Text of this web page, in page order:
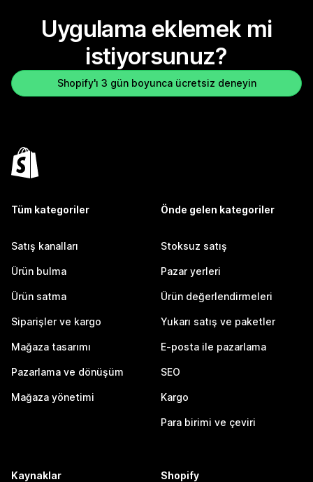
Uygulama eklemek mi
istiyorsunuz?
Shopify'ı 3 gün boyunca ücretsiz deneyin
Tüm kategoriler
Satış kanalları
Ürün bulma
Ürün satma
Siparişler ve kargo
Mağaza tasarımı
Pazarlama ve dönüşüm
Mağaza yönetimi
Önde gelen kategoriler
Stoksuz satış
Pazar yerleri
Ürün değerlendirmeleri
Yukarı satış ve paketler
E-posta ile pazarlama
SEO
Kargo
Para birimi ve çeviri
Kaynaklar Shopify